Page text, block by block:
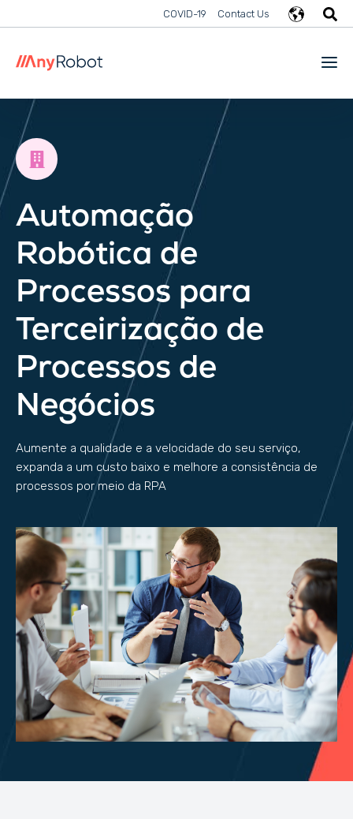
COVID-19 Contact Us
Automação
Robótica de
Processos para
Terceirização de
Processos de
Negócios
Aumente a qualidade e a velocidade do seu serviço,
expanda a um custo baixo e melhore a consistência de
processos por meio da RPA